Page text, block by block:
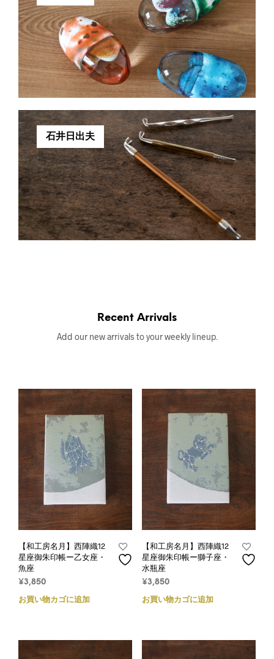
石井日出夫
Recent Arrivals
Add our new arrivals to your weekly lineup.
【和工房名月】西陣織12
星座御朱印帳ー乙女座・
魚座
¥3,850
お買い物カゴに追加
【和工房名月】西陣織12
星座御朱印帳ー獅子座・
水瓶座
¥3,850
お買い物カゴに追加